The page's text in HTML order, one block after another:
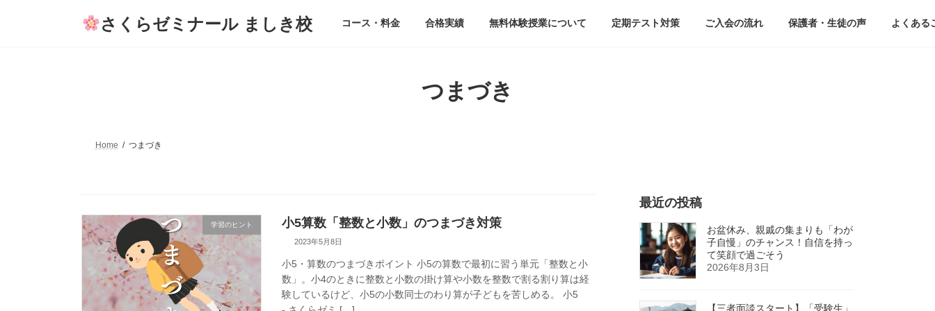
さくらゼミナール ましき校 コース・料金 合格実績 無料体験授業について 定期テスト対策 ご入会の流れ 保護者・生徒の声 よくある
つまづき
Home つまづき
学習のヒント 小5算数「整数と小数」のつまづき対策
2023年5月8日
小5・算数のつまづきポイント 小5の算数で最初に習う単元「整数と小
数」。小4のときに整数と小数の掛け算や小数を整数で割る割り算は経
験しているけど、小5の小数同士のわり算が子どもを苦しめる。 小5
最近の投稿
お盆休み、親戚の集まりも「わが
子自慢」のチャンス！自信を持っ
て笑顔で過ごそう
2026年8月3日
【三者面談スタート】「受験生」